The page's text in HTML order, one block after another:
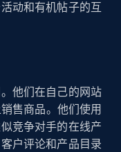
动和有机帖子的互
他们在自己的网站
售商品。他们使用
竞争对手的在线产
户评论和产品目录